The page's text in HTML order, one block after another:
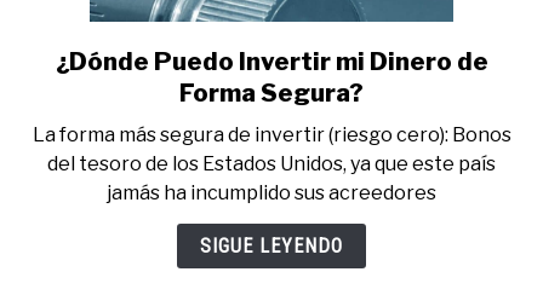
link
to
Puedo
Invertir
mi
Dinero
¿Dónde Puedo Invertir mi Dinero de
Forma Segura?
La forma más segura de invertir (riesgo cero): Bonos
del tesoro de los Estados Unidos, ya que este país
jamás ha incumplido sus acreedores
SIGUE LEYENDO